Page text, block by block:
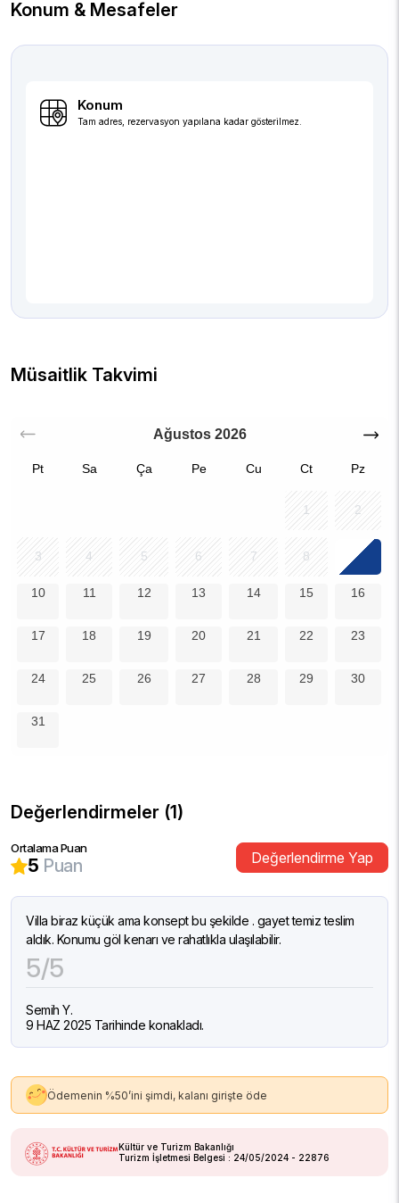
Konum & Mesafeler
Konum
Tam adres, rezervasyon yapılana kadar gösterilmez.
Müsaitlik Takvimi
Ağustos 2026
Pt Sa Ça Pe Cu Ct Pz
1 2
3 4 5 6 7 8
10 11 12 13 14 15 16
17 18 19 20 21 22 23
24 25 26 27 28 29 30
31
Değerlendirmeler (1)
Ortalama Puan
5 Puan Değerlendirme Yap
Villa biraz küçük ama konsept bu şekilde . gayet temiz teslim
aldık. Konumu göl kenarı ve rahatlıkla ulaşılabilir.
5/5
Semih Y.
9 HAZ 2025 Tarihinde konakladı.
Ödemenin %50’ini şimdi, kalanı girişte öde
Kültür ve Turizm Bakanlığı
Turizm İşletmesi Belgesi : 24/05/2024 - 22876